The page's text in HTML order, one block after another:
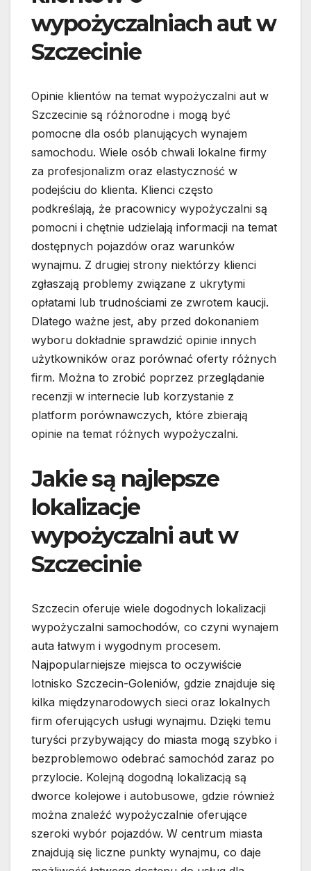
wypożyczalniach aut w
Szczecinie
Opinie klientów na temat wypożyczalni aut w
Szczecinie są różnorodne i mogą być
pomocne dla osób planujących wynajem
samochodu. Wiele osób chwali lokalne firmy
za profesjonalizm oraz elastyczność w
podejściu do klienta. Klienci często
podkreślają, że pracownicy wypożyczalni są
pomocni i chętnie udzielają informacji na temat
dostępnych pojazdów oraz warunków
wynajmu. Z drugiej strony niektórzy klienci
zgłaszają problemy związane z ukrytymi
opłatami lub trudnościami ze zwrotem kaucji.
Dlatego ważne jest, aby przed dokonaniem
wyboru dokładnie sprawdzić opinie innych
użytkowników oraz porównać oferty różnych
firm. Można to zrobić poprzez przeglądanie
recenzji w internecie lub korzystanie z
platform porównawczych, które zbierają
opinie na temat różnych wypożyczalni.
Jakie są najlepsze
lokalizacje
wypożyczalni aut w
Szczecinie
Szczecin oferuje wiele dogodnych lokalizacji
wypożyczalni samochodów, co czyni wynajem
auta łatwym i wygodnym procesem.
Najpopularniejsze miejsca to oczywiście
lotnisko Szczecin-Goleniów, gdzie znajduje się
kilka międzynarodowych sieci oraz lokalnych
firm oferujących usługi wynajmu. Dzięki temu
turyści przybywający do miasta mogą szybko i
bezproblemowo odebrać samochód zaraz po
przylocie. Kolejną dogodną lokalizacją są
dworce kolejowe i autobusowe, gdzie również
można znaleźć wypożyczalnie oferujące
szeroki wybór pojazdów. W centrum miasta
znajdują się liczne punkty wynajmu, co daje